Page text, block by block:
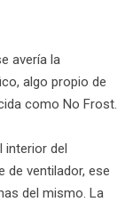
avería la
algo propio de
como No Frost.
interior del
de ventilador, ese
del mismo. La